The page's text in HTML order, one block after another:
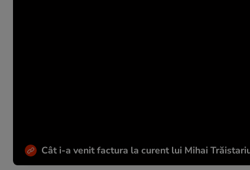
Cât i-a venit factura la curent lui Mihai